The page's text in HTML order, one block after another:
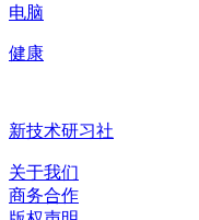
电脑
健康
新技术研习社
关于我们
商务合作